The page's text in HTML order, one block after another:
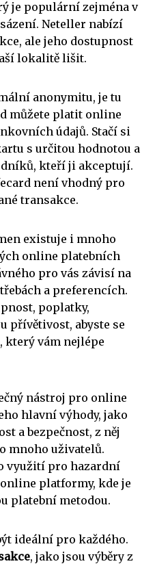
je populární zejména v
Neteller nabízí
ale jeho dostupnost
lokalitě lišit.
anonymitu, je tu
můžete platit online
údajů. Stačí si
s určitou hodnotou a
kteří ji akceptují.
není vhodný pro
transakce.
existuje i mnoho
online platebních
pro vás závisí na
a preferencích.
poplatky,
přívětivost, abyste se
vám nejlépe
nástroj pro online
hlavní výhody, jako
a bezpečnost, z něj
mnoho uživatelů.
využití pro hazardní
platformy, kde je
platební metodou.
ideální pro každého.
, jako jsou výběry z